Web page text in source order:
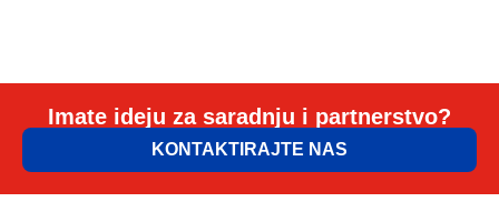
Imate ideju za saradnju i partnerstvo?
KONTAKTIRAJTE NAS